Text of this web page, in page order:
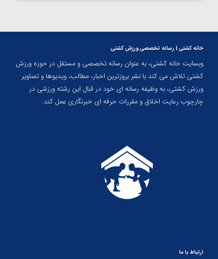
خانه کشتی | رسانه تخصصی ورزش کشتی
وبسایت خانه کشتی، به عنوان رسانه تخصصی و مستقل در حوزه ورزش
کشتی تلاش می کند با نشر بروزترین اخبار، مطالب، ویدیوها و تصاویر
ورزش کشتی، به وظیفه رسانه ای خود در قبال این رشته ورزشی در
چارچوب رعایت اخلاق و مقررات حرفه ای خبرنگاری عمل کند.
ارتباط با ما